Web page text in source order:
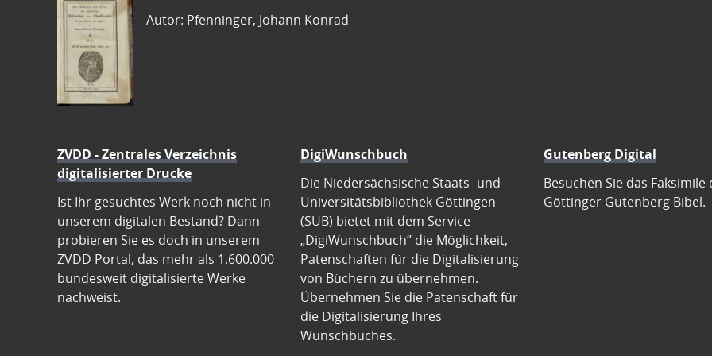
Autor: Pfenninger, Johann Konrad
ZVDD - Zentrales Verzeichnis
digitalisierter Drucke
Ist Ihr gesuchtes Werk noch nicht in
unserem digitalen Bestand? Dann
probieren Sie es doch in unserem
ZVDD Portal, das mehr als 1.600.000
bundesweit digitalisierte Werke
nachweist.
DigiWunschbuch
Die Niedersächsische Staats- und
Universitätsbibliothek Göttingen
(SUB) bietet mit dem Service
„DigiWunschbuch” die Möglichkeit,
Patenschaften für die Digitalisierung
von Büchern zu übernehmen.
Übernehmen Sie die Patenschaft für
die Digitalisierung Ihres
Wunschbuches.
Gutenberg Digital
Besuchen Sie das Faksimile
Göttinger Gutenberg Bibel.